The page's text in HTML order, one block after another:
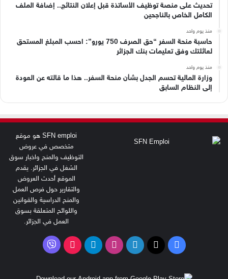
تحديث على منصة توظيف الأساتذة قبل إعلان النتائج.. إضافة الملف
الكامل الخاص بالناجحين
منذ يوم واحد
حاسبة منحة السفر “حق الصرف 750 يورو”: احسب المبلغ المستحق
لعائلتك وفق تعليمات بنك الجزائر
منذ يوم واحد
وزارة المالية تحسم الجدل بشأن منحة السفر.. هذا ما قالته عن العودة
إلى النظام السابق
SFN emploi هو موقع
متخصص في عروض
التوظيف والمنح واخبار سوق
الشغل في الجزائر. يقدم
الموقع أحدث العروض
والتقارير حول فرص العمل
والمنح الدراسية والقوانين
واللوائح المتعلقة بسوق
العمل في الجزائر.
فيسبوك
‫X لينكدإنانستقرامتيلقرام ‫TikTokفايبر